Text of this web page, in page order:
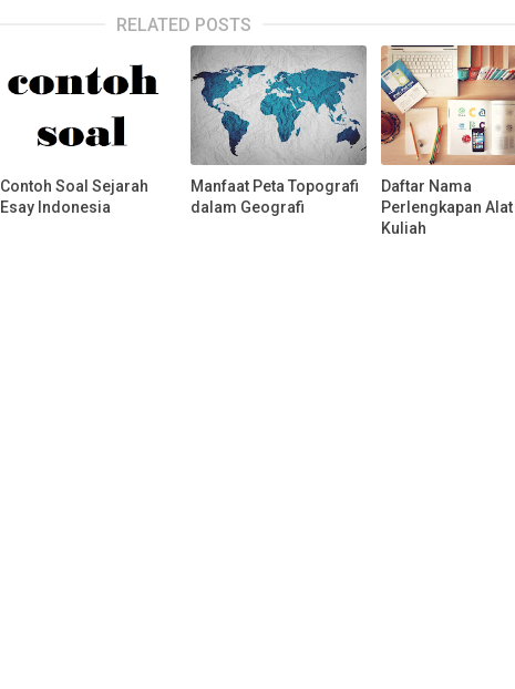
RELATED POSTS
Contoh Soal Sejarah
Esay Indonesia
Manfaat Peta Topografi
dalam Geografi
Daftar Nama
Perlengkapan
Kuliah